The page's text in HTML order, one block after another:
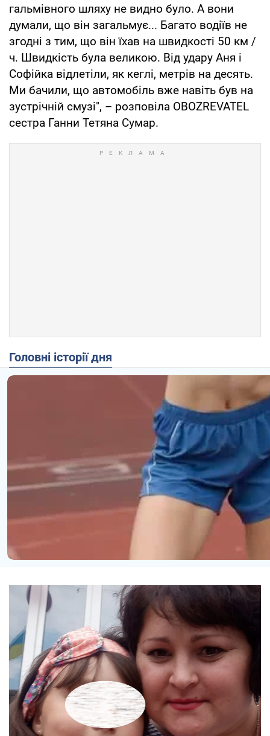
гальмівного шляху не видно було. А вони
думали, що він загальмує... Багато водіїв не
згодні з тим, що він їхав на швидкості 50 км /
ч. Швидкість була великою. Від удару Аня і
Софійка відлетіли, як кеглі, метрів на десять.
Ми бачили, що автомобіль вже навіть був на
зустрічній смузі", – розповіла OBOZREVATEL
сестра Ганни Тетяна Сумар.
Головні історії дня